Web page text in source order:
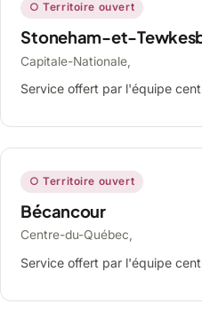
○ Territoire ouvert
Stoneham-et-
Capitale-Nationale,
Service offert par l'équipe
○ Territoire ouvert
Bécancour
Centre-du-Québec,
Service offert par l'équipe